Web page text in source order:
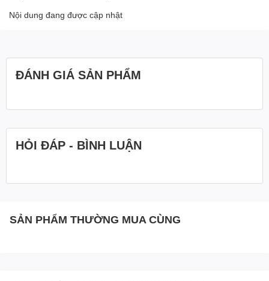
Nội dung đang được cập nhật
ĐÁNH GIÁ SẢN PHẨM
HỎI ĐÁP - BÌNH LUẬN
SẢN PHẨM THƯỜNG MUA CÙNG